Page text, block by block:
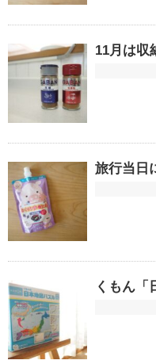
11月は収
旅行当日
くもん「